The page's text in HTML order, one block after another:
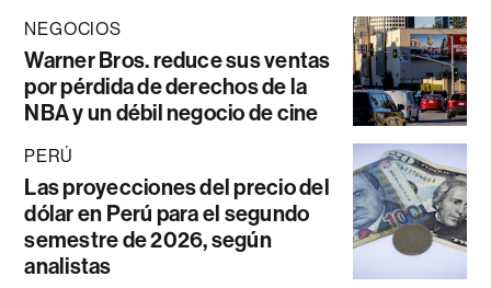
NEGOCIOS
Warner Bros. reduce sus ventas
por pérdida de derechos de la
NBA y un débil negocio de cine
PERÚ
Las proyecciones del precio del
dólar en Perú para el segundo
semestre de 2026, según
analistas